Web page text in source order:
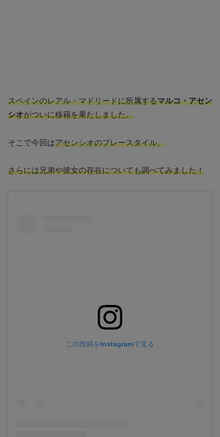
スペインのレアル・マドリードに所属するマルコ・アセン
シオがついに移籍を果たしました。
そこで今回はアセンシオのプレースタイル、
さらには兄弟や彼女の存在についても調べてみました！
この投稿をInstagramで見る